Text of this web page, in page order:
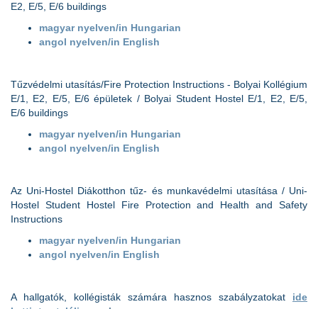
E2, E/5, E/6 buildings
magyar nyelven/in Hungarian
angol nyelven/in English
Tűzvédelmi utasítás/Fire Protection Instructions - Bolyai Kollégium
E/1, E2, E/5, E/6 épületek / Bolyai Student Hostel E/1, E2, E/5,
E/6 buildings
magyar nyelven/in Hungarian
angol nyelven/in English
Az Uni-Hostel Diákotthon tűz- és munkavédelmi utasítása / Uni-
Hostel Student Hostel Fire Protection and Health and Safety
Instructions
magyar nyelven/in Hungarian
angol nyelven/in English
A hallgatók, kollégisták számára hasznos szabályzatokat ide